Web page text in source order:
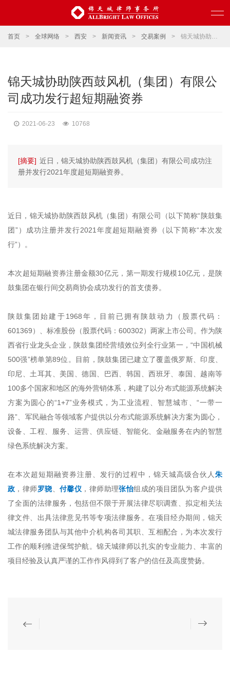
首页 > 全球网络 > 西安 > 新闻资讯 > 交易案例 > 锦天城协助陕西鼓风机（集团）有限公司成功发行超短期融资券
锦天城协助陕西鼓风机（集团）有限公
司成功发行超短期融资券
2021-06-23 10768
[摘要] 近日，锦天城协助陕西鼓风机（集团）有限公司成功注
册并发行2021年度超短期融资券。
近日，锦天城协助陕西鼓风机（集团）有限公司（以下简称“陕鼓集
团”）成功注册并发行2021年度超短期融资券（以下简称“本次发
行”）。
本次超短期融资券注册金额30亿元，第一期发行规模10亿元，是陕
鼓集团在银行间交易商协会成功发行的首支债券。
陕鼓集团始建于1968年，目前已拥有陕鼓动力（股票代码：
601369）、标准股份（股票代码：600302）两家上市公司。作为陕
西省行业龙头企业，陕鼓集团经营绩效位列全行业第一，“中国机械
500强”榜单第89位。目前，陕鼓集团已建立了覆盖俄罗斯、印度、
印尼、土耳其、美国、德国、巴西、韩国、西班牙、泰国、越南等
100多个国家和地区的海外营销体系，构建了以分布式能源系统解决
方案为圆心的“1+7”业务模式，为工业流程、智慧城市、“一带一
路”、军民融合等领域客户提供以分布式能源系统解决方案为圆心，
设备、工程、服务、运营、供应链、智能化、金融服务在内的智慧
绿色系统解决方案。
在本次超短期融资券注册、发行的过程中，锦天城高级合伙人 朱
政 ，律师罗骁、付馨仪 ，律师助理张怡组成的项目团队为客户提供
了全面的法律服务，包括但不限于开展法律尽职调查、拟定相关法
律文件、出具法律意见书等专项法律服务。在项目经办期间，锦天
城法律服务团队与其他中介机构各司其职、互相配合，为本次发行
工作的顺利推进保驾护航。锦天城律师以扎实的专业能力、丰富的
项目经验及认真严谨的工作作风得到了客户的信任及高度赞扬。